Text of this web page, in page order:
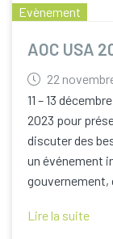
Evènement
AOC USA
22
11 – 13
2023 pour
discuter des
un événement
gouvernement,
Lire la suite